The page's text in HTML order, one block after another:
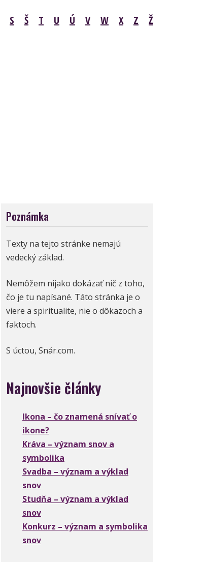
S Š T U Ú V W X Z Ž
Poznámka
Texty na tejto stránke nemajú
vedecký základ.
Nemôžem nijako dokázať nič z toho,
čo je tu napísané. Táto stránka je o
viere a spiritualite, nie o dôkazoch a
faktoch.
S úctou, Snár.com.
Najnovšie články
Ikona – čo znamená snívať o
ikone?
Kráva – význam snov a
symbolika
Svadba – význam a výklad
snov
Studňa – význam a výklad
snov
Konkurz – význam a symbolika
snov